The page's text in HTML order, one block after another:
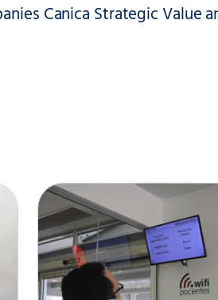
Canica Strategic Value